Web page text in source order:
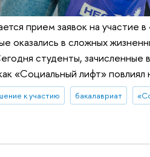
прием заявок на участие
оказались в сложных
студенты, зачисленные
«Социальный лифт» повлиял
к участию бакалавриат